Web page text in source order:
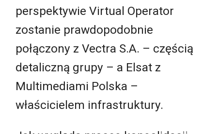
perspektywie Virtual Operator
zostanie prawdopodobnie
połączony z Vectra S.A. – częścią
detaliczną grupy – a Elsat z
Multimediami Polska –
właścicielem infrastruktury.